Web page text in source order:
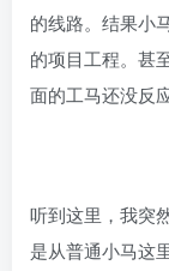
的线路。结果小
的项目工程。甚
面的工马还没反
听到这里，我突
是从普通小马这